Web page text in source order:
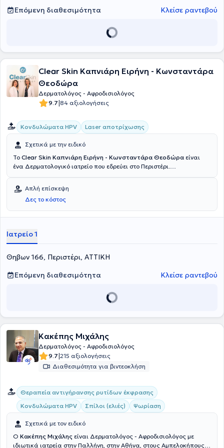
Επόμενη διαθεσιμότητα
Κλείσε ραντεβού
Clear Skin Καπνιάρη Ειρήνη - Κωνσταντάρα
Θεοδώρα
Δερματολόγος - Αφροδισιολόγος
9.7|84 αξιολογήσεις
Κονδυλώματα HPV Laser αποτρίχωσης
Σχετικά με την ειδικό
Το Clear Skin Καπνιάρη Ειρήνη - Κωνσταντάρα Θεοδώρα είναι
ένα Δερματολογικό ιατρείο που εδρεύει στο Περιστέρι.
Καπνιάρη και Δώρα Κωνσταντάρα με στόχο να παρέχει υψηλής
ποιότητας υπηρεσίες στους τομείς της Δερματολογίας -
Αφροδισιολογίας και Αισθητικής Δερματολογίας. Είναι ένας
σύγχρονος εξοπλισμένος χώρος με υψηλή αισθητική. Οι ιατροί
ενηλίκων και παιδιών, δερματοσκόπηση σπίλων, ογκολογία
δέρματος, τριχοσκόπηση, αντιμετώπιση παθήσεων ονύχων,
δερμοαπόξεση με διαμάντια και κρυστάλλους, οξυγονοθεραπεία.
Απλή επίσκεψη
Δες το κόστος
Ιατρείο 1
Θηβων 166, Περιστέρι, ΑΤΤΙΚΗ
Επόμενη διαθεσιμότητα
Κλείσε ραντεβού
Κακέπης Μιχάλης
Δερματολόγος - Αφροδισιολόγος
9.7|215 αξιολογήσεις
Διαθεσιμότητα για βιντεοκλήση
Θεραπεία αντιγήρανσης ρυτίδων έκφρασης
Κονδυλώματα HPV
Σπίλοι (ελιές) Ψωρίαση
Σχετικά με τον ειδικό
Ο Κακέπης Μιχάλης είναι Δερματολόγος - Αφροδισιολόγος με
ιδιωτικά ιατρεία στην Παλλήνη, στην Αθήνα, στους Αμπελοκήπους,